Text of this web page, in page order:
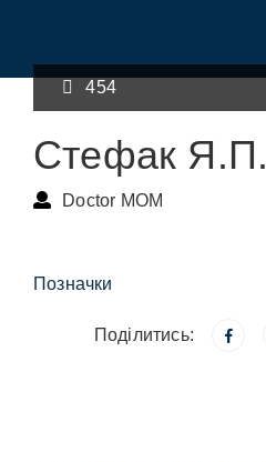
454
Стефак Я.П.
Doctor MOM
Позначки
Поділитись: